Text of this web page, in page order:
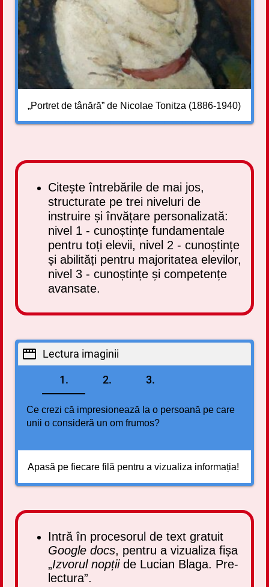
„Portret de tânără” de Nicolae Tonitza (1886-1940)
Citește întrebările de mai jos,
structurate pe trei niveluri de
instruire și învățare personalizată:
nivel 1 - cunoștințe fundamentale
pentru toți elevii, nivel 2 - cunoștințe
și abilități pentru majoritatea elevilor,
nivel 3 - cunoștințe și competențe
avansate.
Lectura imaginii
1. 2. 3.
Ce crezi că impresionează la o persoană pe care
unii o consideră un om frumos?
Apasă pe fiecare filă pentru a vizualiza informația!
Intră în procesorul de text gratuit
Google docs, pentru a vizualiza fișa
„Izvorul nopțiide Lucian Blaga. Pre-
lectura”.